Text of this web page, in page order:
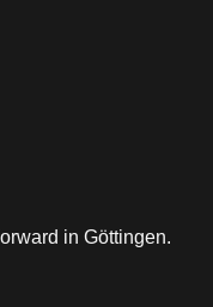
in Göttingen.